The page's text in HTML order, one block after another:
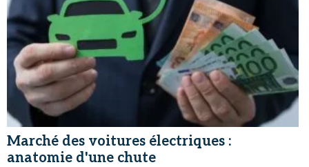
Marché des voitures électriques :
anatomie d'une chute